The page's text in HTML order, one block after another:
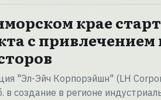
крае
с привлечением
"Эл-Эйч Корпорэйшн" (LH
в создание в регионе